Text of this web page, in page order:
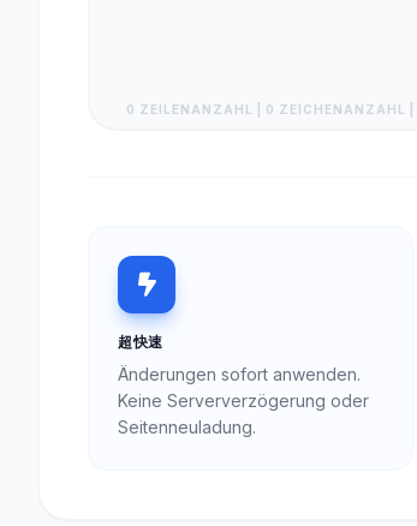
0 ZEILENANZAHL | 0 ZEICHENANZAHL |
超快速
Änderungen sofort anwenden.
Keine Serververzögerung oder
Seitenneuladung.